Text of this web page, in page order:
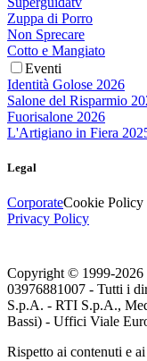
Zuppa di Porro
Non Sprecare
Cotto e Mangiato
Eventi
Identità Golose 2026
Salone del Risparmio
Fuorisalone 2026
L'Artigiano in Fiera
Legal
CorporateCookie Policy
Privacy Policy
Copyright © 1999-2026
03976881007 - Tutti i
S.p.A. - RTI S.p.A.,
Bassi) - Uffici Viale
Rispetto ai contenuti e